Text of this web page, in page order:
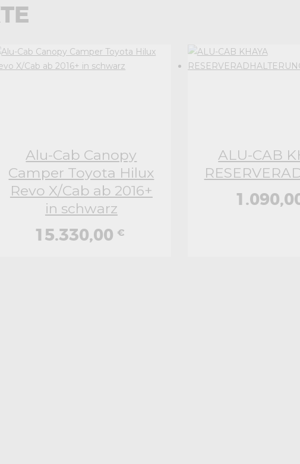
Alu-Cab Canopy
Camper Toyota Hilux
Revo X/Cab ab 2016+
in schwarz
15.330,00€
ALU-CAB